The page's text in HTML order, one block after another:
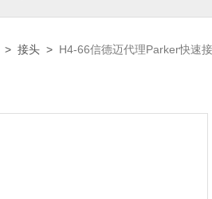
> 接头 > H4-66信德迈代理Parker快速